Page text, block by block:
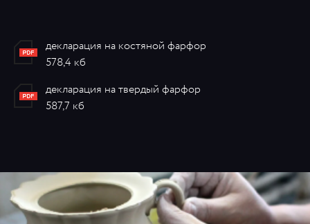
декларация на костяной фарфор
578,4 кб
декларация на твердый фарфор
587,7 кб